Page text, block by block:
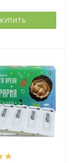
КУПИТЬ